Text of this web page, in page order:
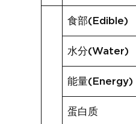
食部(Edible)
水分(Water)
能量(Energy)
蛋白质